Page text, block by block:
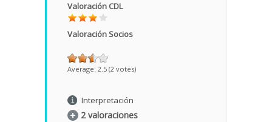
Valoración CDL
Valoración Socios
Average: 2.5 (2 votes)
Interpretación
2 valoraciones